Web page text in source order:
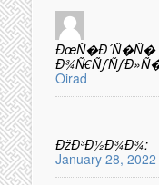
ÐœÑ�Ð´Ñ�Ñ�
Oirad
ÐžÐ³Ð½Ð¾Ð¾:
January 28, 2022